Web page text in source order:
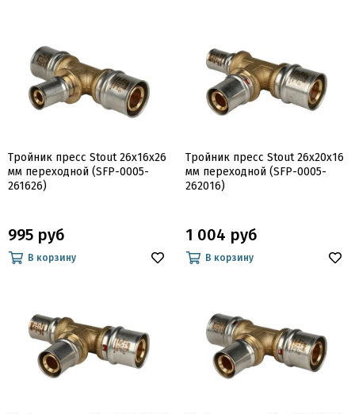
Тройник пресс Stout 26x16x26
мм переходной (SFP-0005-
261626)
995 руб
В корзину
Тройник пресс Stout 26x20x16
мм переходной (SFP-0005-
262016)
1 004 руб
В корзину